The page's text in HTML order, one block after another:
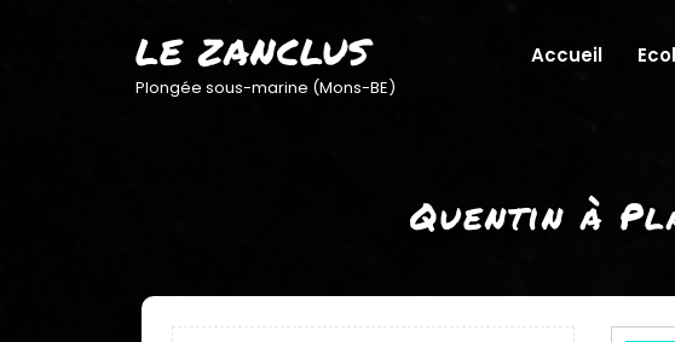
LE ZANCLUS
Plongée sous-marine (Mons-BE)
Accueil
Quentin à